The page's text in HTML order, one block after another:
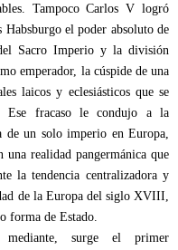
Tampoco Carlos V logró
el poder absoluto de
Sacro Imperio y la división
emperador, la cúspide de una
laicos y eclesiásticos que se
Ese fracaso le condujo a la
un solo imperio en Europa,
realidad pangermánica que
la tendencia centralizadora y
de la Europa del siglo XVIII,
forma de Estado.
mediante, surge el primer